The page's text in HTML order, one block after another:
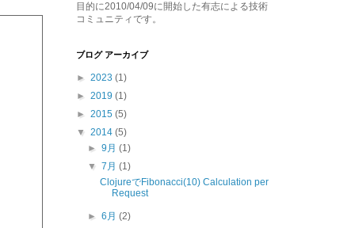
目的に2010/04/09に開始した有志による技術
コミュニティです。
ブログ アーカイブ
► 2023 (1)
► 2019 (1)
► 2015 (5)
▼ 2014 (5)
►9月(1)
▼7月(1)
ClojureでFibonacci(10) Calculation per
Request
►6月(2)